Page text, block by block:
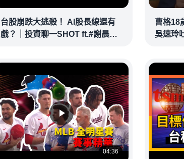
台股崩跌大逃殺！ AI股長線還有
戲？｜投資聊一SHOT ft.#謝晨彥
曹格18
吳速玲
04:36